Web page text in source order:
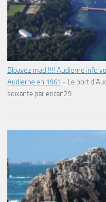
Bloavez mad !!!! Audierne info
Audierne en 1961 - Le port
soixante par erican29.